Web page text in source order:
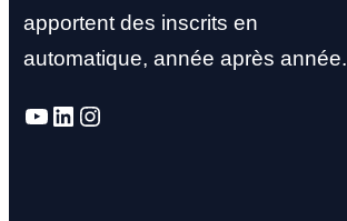
apportent des inscrits en
automatique, année après année.
YouTube
LinkedIn
Instagram